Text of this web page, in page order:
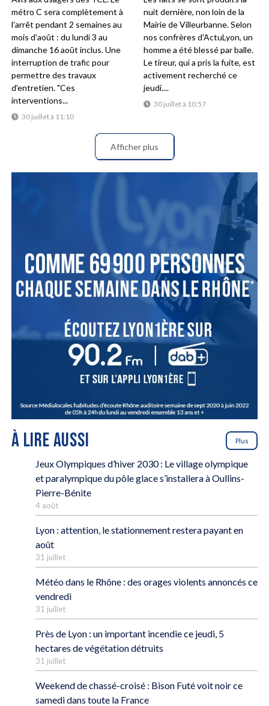
30 juillet à 11:10
métro C sera complètement à
l'arrêt pendant 2 semaines au
mois d'août : du lundi 3 au
dimanche 16 août inclus. Une
interruption de trafic pour
permettre des travaux
d'entretien. "Ces
interventions...
30 juillet à 10:57
nuit dernière, non loin de la
Mairie de Villeurbanne. Selon
nos confrères d'ActuLyon, un
homme a été blessé par balle.
Le tireur, qui a pris la fuite, est
activement recherché ce
jeudi....
Afficher plus
À LIRE AUSSI Plus
Jeux Olympiques d’hiver 2030 : Le village olympique
et paralympique du pôle glace s’installera à Oullins-
Pierre-Bénite
4 août
Lyon : attention, le stationnement restera payant en
août
31 juillet
Météo dans le Rhône : des orages violents annoncés ce
vendredi
31 juillet
Près de Lyon : un important incendie ce jeudi, 5
hectares de végétation détruits
31 juillet
Weekend de chassé-croisé : Bison Futé voit noir ce
samedi dans toute la France